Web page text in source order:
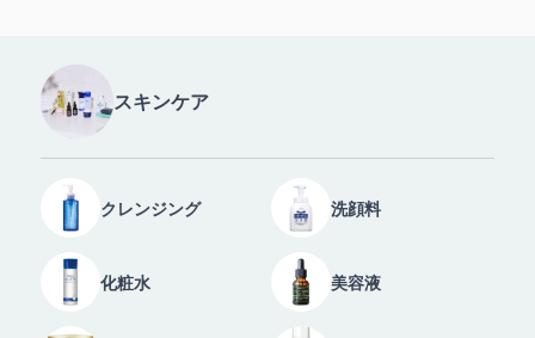
スキンケア
クレンジング 洗顔料
化粧水 美容液